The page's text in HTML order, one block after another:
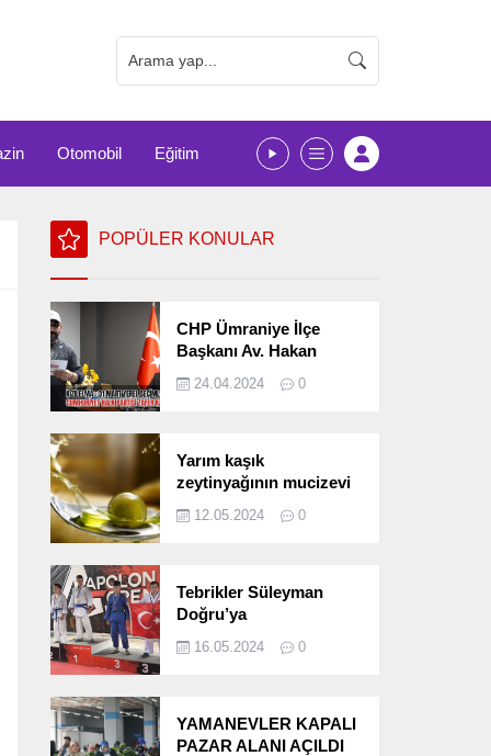
Otomobil Eğitim
POPÜLER KONULAR
CHP Ümraniye İlçe
Başkanı Av. Hakan
Seçimlerini
24.04.2024 0
Yarım kaşık
zeytinyağının mucizevi
12.05.2024 0
Tebrikler Süleyman
Doğru’ya
16.05.2024 0
YAMANEVLER KAPALI
PAZAR ALANI AÇILDI